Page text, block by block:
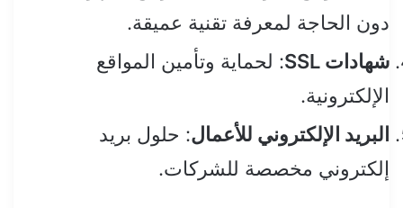
دون الحاجة لمعرفة تقنية عميقة.
شهادات SSL
: لحماية وتأمين المواقع
الإلكترونية.
البريد الإلكتروني للأعمال: حلول بريد
إلكتروني مخصصة للشركات.